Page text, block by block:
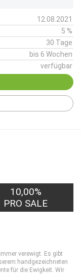
12.08.2021
5 %
30 Tage
bis 6 Wochen
verfügbar
10,00%
PRO SALE
verewigt. Es gibt
handgezeichneten
für die Ewigkeit. Wir